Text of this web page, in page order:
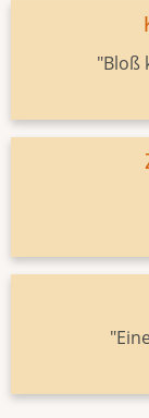
"Bloß